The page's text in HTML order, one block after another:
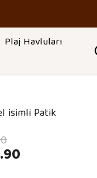
Plaj Havluları
isimli Patik